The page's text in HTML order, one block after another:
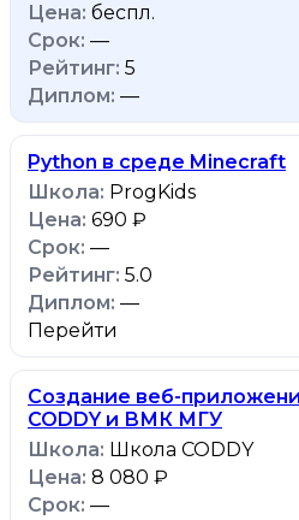
беспл.
—
5
—
Python в среде Minecraft
ProgKids
690 ₽
—
5.0
—
Перейти
Создание веб-
CODDY и ВМК МГУ
Школа CODDY
8 080 ₽
—